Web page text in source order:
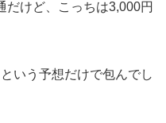
だけど、こっちは3,000円
いう予想だけで包んでし